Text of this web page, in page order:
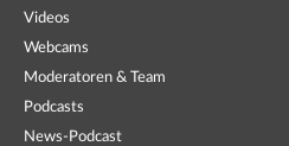
Videos
Webcams
Moderatoren & Team
Podcasts
News-Podcast